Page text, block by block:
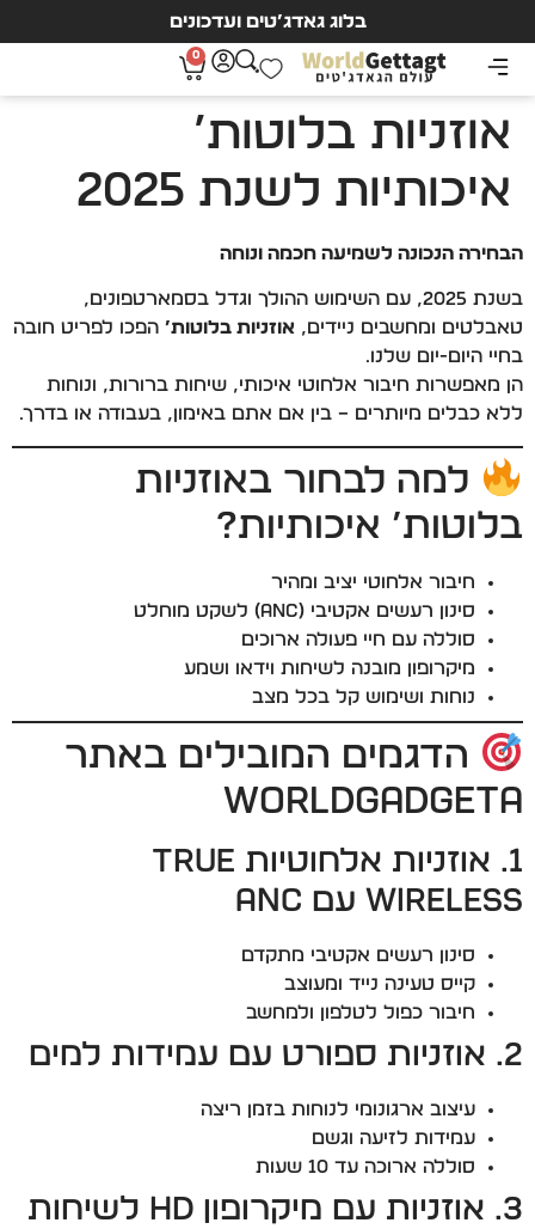
בלוג גאדג’טים ועדכונים
0
אוזניות בלוטות’
איכותיות לשנת 2025
הבחירה הנכונה לשמיעה חכמה ונוחה
בשנת 2025, עם השימוש ההולך וגדל בסמארטפונים,
טאבלטים ומחשבים ניידים, אוזניות בלוטות’ הפכו לפריט חובה
בחיי היום-יום שלנו.
הן מאפשרות חיבור אלחוטי איכותי, שיחות ברורות, ונוחות
ללא כבלים מיותרים – בין אם אתם באימון, בעבודה או בדרך.
למה לבחור באוזניות
בלוטות’ איכותיות?
חיבור אלחוטי יציב ומהיר
סינון רעשים אקטיבי (ANC) לשקט מוחלט
סוללה עם חיי פעולה ארוכים
מיקרופון מובנה לשיחות וידאו ושמע
נוחות ושימוש קל בכל מצב
הדגמים המובילים באתר
WorldGadgeta
1. אוזניות אלחוטיות True
Wireless עם ANC
סינון רעשים אקטיבי מתקדם
קייס טעינה נייד ומעוצב
חיבור כפול לטלפון ולמחשב
2. אוזניות ספורט עם עמידות למים
עיצוב ארגונומי לנוחות בזמן ריצה
עמידות לזיעה וגשם
סוללה ארוכה עד 10 שעות
3. אוזניות עם מיקרופון HD לשיחות